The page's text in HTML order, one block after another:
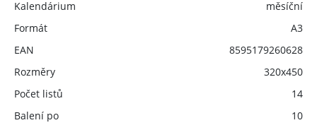
Kalendárium
měsíční
Formát
A3
EAN
8595179260628
Rozměry
320x450
Počet listů
14
Balení po
10